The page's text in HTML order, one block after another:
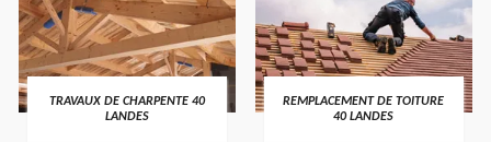
TRAVAUX DE CHARPENTE 40
LANDES
REMPLACEMENT DE TOITURE
40 LANDES